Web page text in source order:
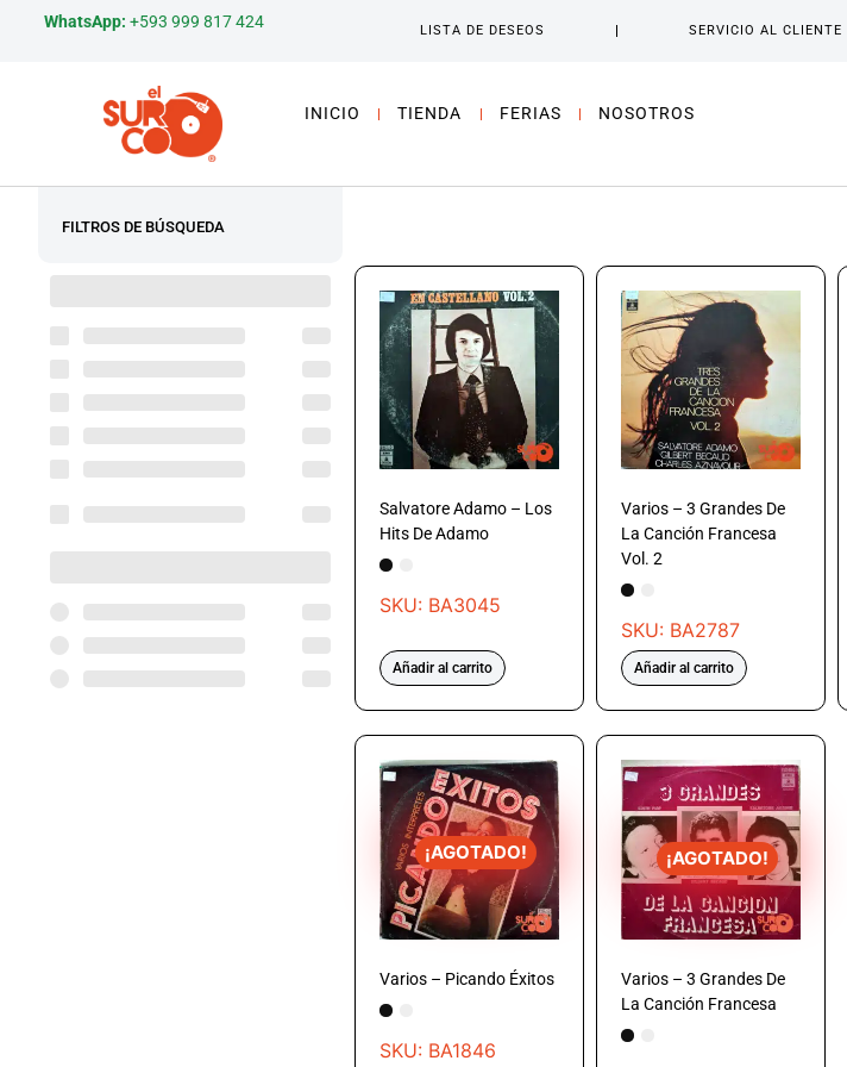
WhatsApp: +593 999 817 424 LISTA DE DESEOS SERVICIO AL CLIENTE
INICIO TIENDA FERIAS NOSOTROS
FILTROS DE BÚSQUEDA
Salvatore Adamo – Los
Hits De Adamo
SKU: BA3045
Añadir al carrito
Varios – 3 Grandes De
La Canción Francesa
Vol. 2
SKU: BA2787
Añadir al carrito
¡AGOTADO!
Varios – Picando Éxitos
SKU: BA1846
¡AGOTADO!
Varios – 3 Grandes De
La Canción Francesa